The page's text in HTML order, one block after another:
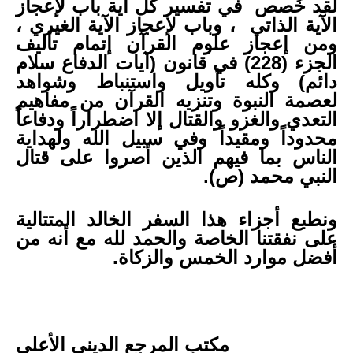
لقد خُصص في تفسير كل آية باب لإعجاز
الآية الذاتي ، وباب لإعجاز الآية الغيري ،
ومن إعجاز علوم القرآن إتمام تأليف
الجزء (228) في قانون (آيات الدفاع سلام
دائم) وكله تأويل واستنباط وشواهد
لعصمة النبوة وتنزيه القرآن من مفاهيم
التعدي والغزو والقتال إلا اضطراراً ودفاعاً
محدوداً ومقيداً وفي سبيل الله ولهداية
الناس بما فيهم الذين أصروا على قتال
النبي محمد (ص).
ونطبع أجزاء هذا السفر الخالد المتتالية
على نفقتنا الخاصة والحمد لله مع أنه من
أفضل موارد الخمس والزكاة.
مكتب المرجع الديني الأعلى